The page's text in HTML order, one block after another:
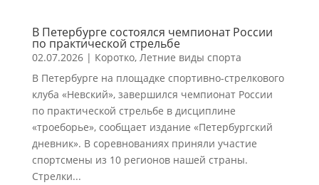
В Петербурге состоялся чемпионат России
по практической стрельбе
02.07.2026| Коротко, Летние виды спорта
В Петербурге на площадке спортивно-стрелкового
клуба «Невский», завершился чемпионат России
по практической стрельбе в дисциплине
«троеборье», сообщает издание «Петербургский
дневник». В соревнованиях приняли участие
спортсмены из 10 регионов нашей страны.
Стрелки...